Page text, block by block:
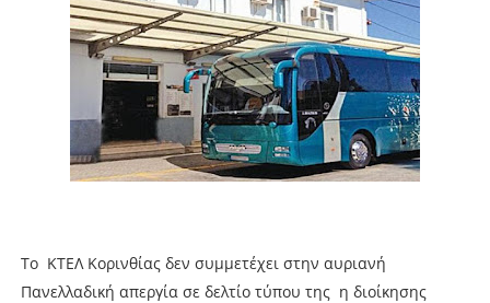
Το ΚΤΕΛ Κορινθίας δεν συμμετέχει στην αυριανή
Πανελλαδική απεργία σε δελτίο τύπου της η διοίκησης